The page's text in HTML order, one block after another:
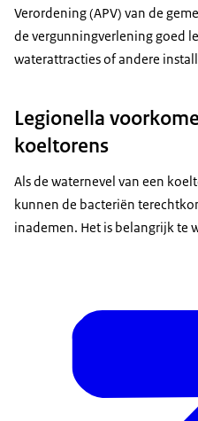
Verordening (APV) van de
de vergunningverlening goed
waterattracties of andere
Legionella
koeltorens
Als de waternevel van een
kunnen de bacteriën
inademen. Het is belangrijk te